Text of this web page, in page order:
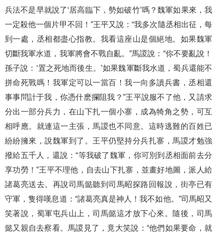
兵法不是早就說了‘居高臨下，勢如破竹’嗎？魏軍如果來，我
一定殺他一個片甲不回！”王平又說：“我多次隨丞相出征，每
到一處，丞相都盡心指教。我看這座山是個絕地。如果魏軍
切斷我軍水道，我軍將會不戰自亂。”馬謖說：“你不要亂說！
孫子說：‘置之死地而後生。’如果魏軍斷我水道，蜀兵還能不
拼命死戰嗎！我軍定可以一當百！我一向多讀兵書，丞相還
事事問計于我，你憑什麽攔阻我？”王平說服不了他，又請求
分出一部分兵力，在山下扎一個小寨，成為犄角之勢，可互
相呼應。就連這一主張，馬謖也不同意。這時逃難的百姓已
紛紛擁來，說魏軍到了。王平仍堅持分兵扎寨，馬謖才勉強
撥給五千人，還說：“等我破了魏軍，你可別到丞相面前去分
享功勞！”王平不理他，自去山下扎寨，並畫好地圖，派人給
諸葛亮送去。再說司馬懿聽到司馬昭探路回報說，街亭已有
守軍，隻得嘆息道：“諸葛亮真是神人！我不如他。”司馬昭又
笑著說，蜀軍屯兵山上，司馬懿這才放下心來。隨後，司馬
懿又親自去察看。馬謖見了，竟大笑說：“他們如果要命，就